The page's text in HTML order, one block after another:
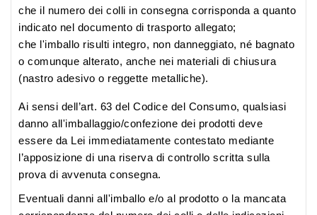
che il numero dei colli in consegna corrisponda a quanto
indicato nel documento di trasporto allegato;
che l'imballo risulti integro, non danneggiato, né bagnato
o comunque alterato, anche nei materiali di chiusura
(nastro adesivo o reggette metalliche).
Ai sensi dell’art. 63 del Codice del Consumo, qualsiasi
danno all'imballaggio/confezione dei prodotti deve
essere da Lei immediatamente contestato mediante
l’apposizione di una riserva di controllo scritta sulla
prova di avvenuta consegna.
Eventuali danni all'imballo e/o al prodotto o la mancata